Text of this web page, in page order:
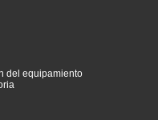
del equipamiento